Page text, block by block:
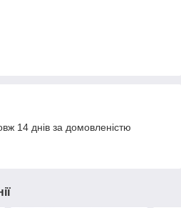
14 днів за домовленістю